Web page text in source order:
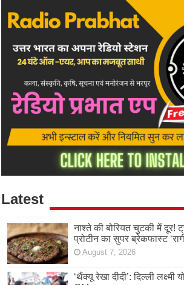
Latest
नाश्ते की बोरियत चुटकी में दूर!
प्रोटीन का सुपर ब्रेकफास्ट
August 7, 2026
‘थैंक्यू रेखा दीदी’: दिल्ली लक्ष्मी